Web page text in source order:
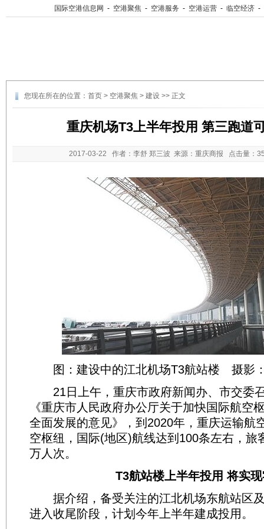
国际空港信息网 - 空港聚焦 - 空港服务 - 空港运营 - 临空经济 -
您现在所在的位置： 首页 > 空港聚焦 > 建设 >> 正文
重庆机场T3上半年投用 第三跑道
2017-03-22 作者：李舒 郑三波 来源：重庆商报 点击量：
图：建设中的江北机场T3航站楼 摄影
21日上午，重庆市政府新闻办、市交委
《重庆市人民政府办公厅关于加快国际航空
全面发展的意见》，到2020年，重庆运输航
空枢纽，国际(地区)航线达到100条左右，旅
万人次。
T3航站楼上半年投用 将实现
据介绍，备受关注的江北机场东航站区
进入收尾阶段，计划今年上半年建成投用。